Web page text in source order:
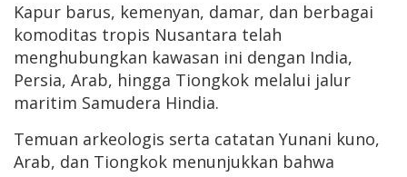
Kapur barus, kemenyan, damar, dan berbagai
komoditas tropis Nusantara telah
menghubungkan kawasan ini dengan India,
Persia, Arab, hingga Tiongkok melalui jalur
maritim Samudera Hindia.
Temuan arkeologis serta catatan Yunani kuno,
Arab, dan Tiongkok menunjukkan bahwa